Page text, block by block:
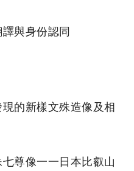
與身份認同
的新樣文殊造像及相
尊像一一日本比叡山